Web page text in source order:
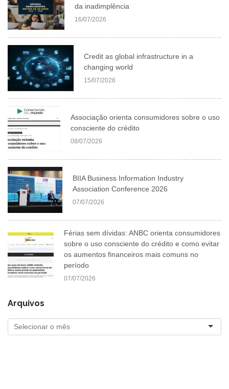
da inadimplência
16/07/2026
Credit as global infrastructure in a
changing world
15/07/2026
Associação orienta consumidores sobre o uso
consciente do crédito
08/07/2026
BIIA Business Information Industry
Association Conference 2026
07/07/2026
Férias sem dívidas: ANBC orienta consumidores
sobre o uso consciente do crédito e como evitar
os aumentos financeiros mais comuns no
período
07/07/2026
Arquivos